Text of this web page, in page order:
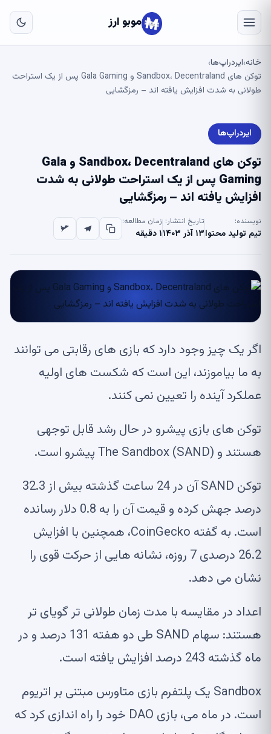
موبو ارز
خانه›ایردراپ‌ها›
توکن های Sandbox، Decentraland و Gala Gaming پس از یک استراحت
طولانی به شدت افزایش یافته اند – رمزگشایی
ایردراپ‌ها
توکن های Sandbox، Decentraland و Gala
Gaming پس از یک استراحت طولانی به شدت
افزایش یافته اند – رمزگشایی
نویسنده:
تیم تولید محتوا
تاریخ انتشار:
۱۳ آذر ۱۴۰۳
زمان مطالعه:
۱ دقیقه
اگر یک چیز وجود دارد که بازی های رقابتی می توانند
به ما بیاموزند، این است که شکست های اولیه
عملکرد آینده را تعیین نمی کنند.
توکن های بازی پیشرو در حال رشد قابل توجهی
هستند و The Sandbox (SAND) پیشرو است.
توکن SAND آن در 24 ساعت گذشته بیش از 32.3
درصد جهش کرده و قیمت آن را به 0.8 دلار رسانده
است. به گفته CoinGecko، همچنین با افزایش
26.2 درصدی 7 روزه، نشانه هایی از حرکت قوی را
نشان می دهد.
اعداد در مقایسه با مدت زمان طولانی تر گویای تر
هستند: سهام SAND طی دو هفته 131 درصد و در
ماه گذشته 243 درصد افزایش یافته است.
Sandbox یک پلتفرم بازی متاورس مبتنی بر اتریوم
است. در ماه می، بازی DAO خود را راه اندازی کرد که